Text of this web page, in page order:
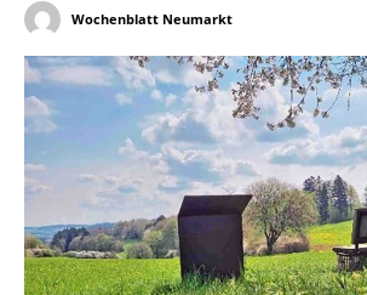
Wochenblatt Neumarkt